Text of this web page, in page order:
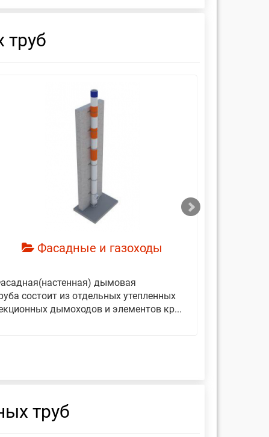
труб
Фасадные и газоходы
дымовая
состоит из отдельных утепленных
дымоходов и элементов кр...
труб